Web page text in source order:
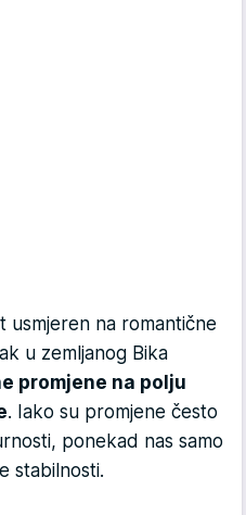
usmjeren na romantične
u zemljanog Bika
promjene na polju
. Iako su promjene često
ponekad nas samo
stabilnosti.